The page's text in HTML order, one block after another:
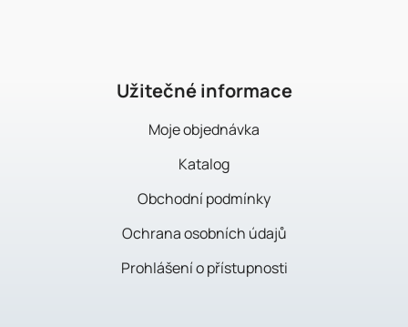
Užitečné informace
Moje objednávka
Katalog
Obchodní podmínky
Ochrana osobních údajů
Prohlášení o přístupnosti